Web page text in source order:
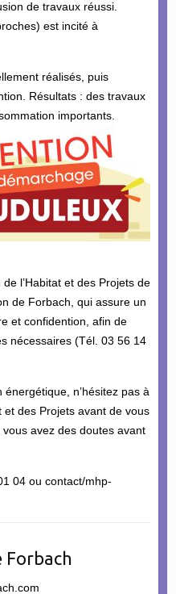
de travaux réussi.
est incité à
réalisés, puis
Résultats : des travaux
importants.
l’Habitat et des Projets de
de Forbach, qui assure un
et confidention, afin de
nécessaires (Tél. 03 56 14
n’hésitez pas à
et des Projets avant de vous
avez des doutes avant
04 ou contact/mhp-
Forbach